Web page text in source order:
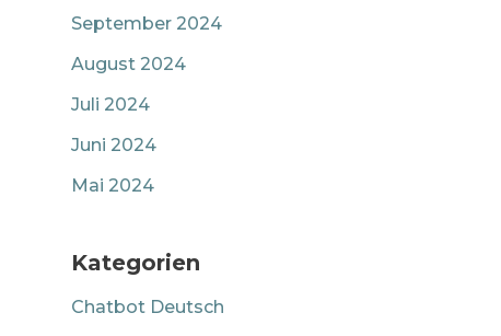
September 2024
August 2024
Juli 2024
Juni 2024
Mai 2024
Kategorien
Chatbot Deutsch